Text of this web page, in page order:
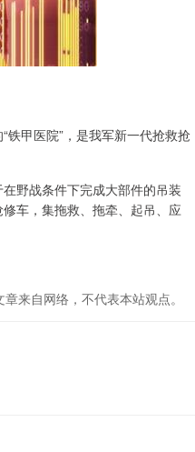
甲医院”，是我军新一代抢救抢
野战条件下完成大部件的吊装
车，集拖救、拖牵、起吊、应
来自网络，不代表本站观点。